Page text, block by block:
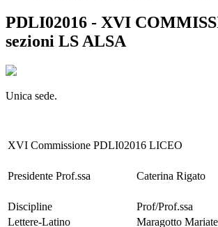
PDLI02016 - XVI
sezioni LS ALSA
Unica sede.
XVI Commissione PDLI02016 LICEO
Presidente Prof.ssa Caterina Rigato
Discipline
Prof/Prof.ssa
Lettere-Latino
Maragotto